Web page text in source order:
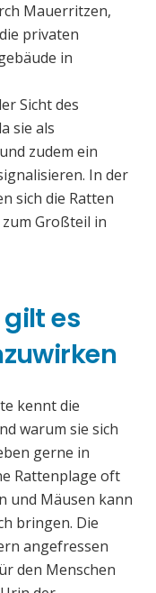
Mauerritzen,
privaten
in
Sicht des
sie als
zudem ein
In der
sich die Ratten
Großteil in
es
kennt die
warum sie sich
gerne in
Rattenplage oft
und Mäusen kann
bringen. Die
angefressen
den Menschen